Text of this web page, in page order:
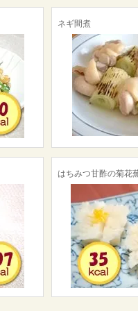
ネギ間煮
はちみつ甘酢の菊花